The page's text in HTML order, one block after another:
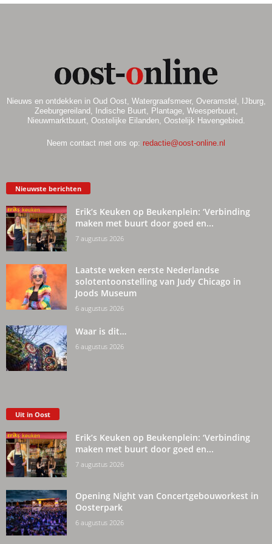
Nieuws en ontdekken in Oud Oost, Watergraafsmeer, Overamstel, IJburg,
Zeeburgereiland, Indische Buurt, Plantage, Weesperbuurt,
Nieuwmarktbuurt, Oostelijke Eilanden, Oostelijk Havengebied.
Neem contact met ons op: redactie@oost-online.nl
Nieuwste berichten
Erik’s Keuken op Beukenplein: ‘Verbinding
maken met buurt door goed en...
7 augustus 2026
Laatste weken eerste Nederlandse
solotentoonstelling van Judy Chicago in
Joods Museum
6 augustus 2026
Waar is dit…
6 augustus 2026
Uit in Oost
Erik’s Keuken op Beukenplein: ‘Verbinding
maken met buurt door goed en...
7 augustus 2026
Opening Night van Concertgebouworkest in
Oosterpark
6 augustus 2026